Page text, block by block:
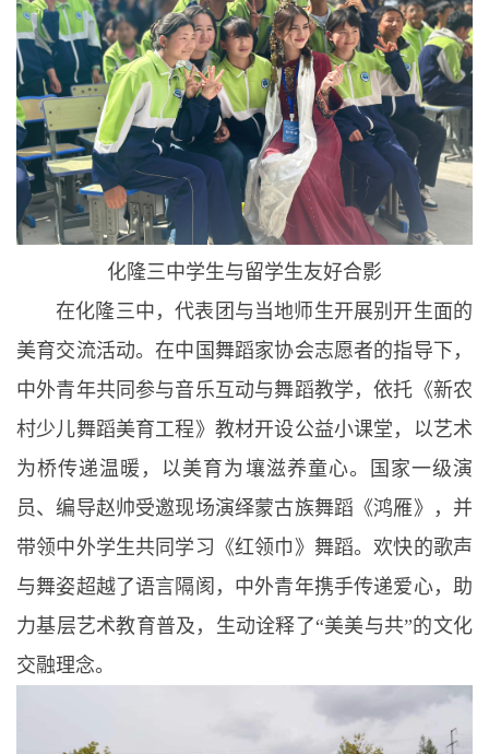
化隆三中学生与留学生友好合影
在化隆三中，代表团与当地师生开展别开生面的
美育交流活动。在中国舞蹈家协会志愿者的指导下，
中外青年共同参与音乐互动与舞蹈教学，依托《新农
村少儿舞蹈美育工程》教材开设公益小课堂，以艺术
为桥传递温暖，以美育为壤滋养童心。国家一级演
员、编导赵帅受邀现场演绎蒙古族舞蹈《鸿雁》，并
带领中外学生共同学习《红领巾》舞蹈。欢快的歌声
与舞姿超越了语言隔阂，中外青年携手传递爱心，助
力基层艺术教育普及，生动诠释了“美美与共”的文化
交融理念。